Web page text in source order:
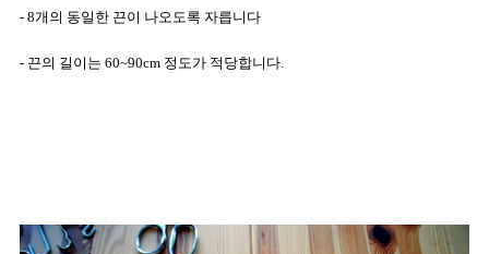
- 8개의 동일한 끈이 나오도록 자릅니다
- 끈의 길이는 60~90cm 정도가 적당합니다.